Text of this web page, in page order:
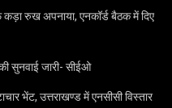
रुख अपनाया, एनकॉर्ड बैठक में दिए
सुनवाई जारी- सीईओ
भेंट, उत्तराखण्ड में एनसीसी विस्तार